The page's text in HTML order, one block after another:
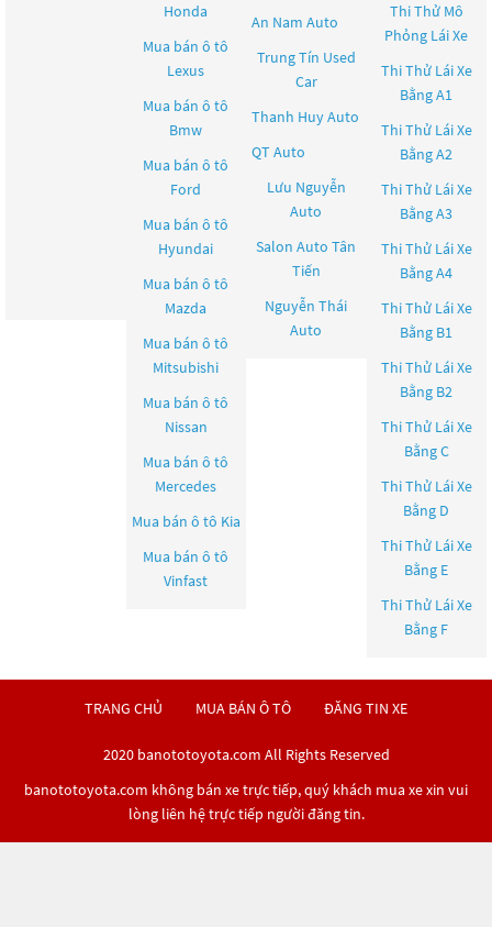
Honda
Mua bán ô tô
Lexus
Mua bán ô tô
Bmw
Mua bán ô tô
Ford
Mua bán ô tô
Hyundai
Mua bán ô tô
Mazda
Mua bán ô tô
Mitsubishi
Mua bán ô tô
Nissan
Mua bán ô tô
Mercedes
Mua bán ô tô Kia
Mua bán ô tô
Vinfast
An Nam Auto
Trung Tín Used
Car
Thanh Huy Auto
QT Auto
Lưu Nguyễn
Auto
Salon Auto Tân
Tiến
Nguyễn Thái
Auto
Thi Thử Mô
Phỏng Lái Xe
Thi Thử Lái Xe
Bằng A1
Thi Thử Lái Xe
Bằng A2
Thi Thử Lái Xe
Bằng A3
Thi Thử Lái Xe
Bằng A4
Thi Thử Lái Xe
Bằng B1
Thi Thử Lái Xe
Bằng B2
Thi Thử Lái Xe
Bằng C
Thi Thử Lái Xe
Bằng D
Thi Thử Lái Xe
Bằng E
Thi Thử Lái Xe
Bằng F
TRANG CHỦ MUA BÁN Ô TÔ ĐĂNG TIN XE
2020 banototoyota.com All Rights Reserved
banototoyota.com không bán xe trực tiếp, quý khách mua xe xin vui
lòng liên hệ trực tiếp người đăng tin.